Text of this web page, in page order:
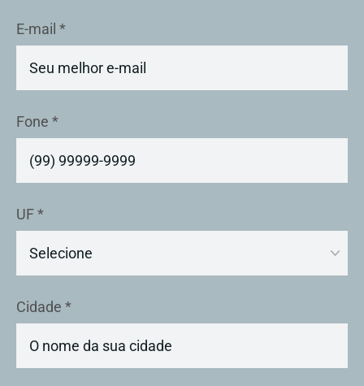
E-mail *
Fone *
UF *
Cidade *